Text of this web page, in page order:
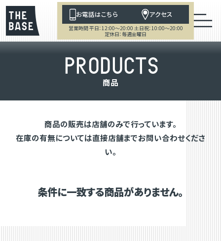
お電話はこちら アクセス
営業時間 平日：12:00～20:00 土日祝：10:00～20:00
定休日：毎週金曜日
PRODUCTS
商品
商品の販売は店舗のみで行っています。
在庫の有無については直接店舗までお問い合わせくださ
い。
条件に一致する商品がありません。